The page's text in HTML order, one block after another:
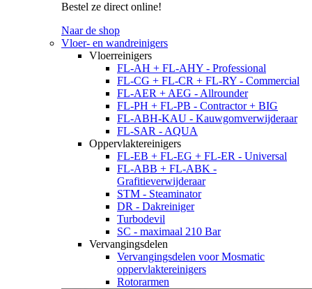
Bestel ze direct online!
Naar de shop
Vloer- en wandreinigers
Vloerreinigers
FL-AH + FL-AHY - Professional
FL-CG + FL-CR + FL-RY - Commercial
FL-AER + AEG - Allrounder
FL-PH + FL-PB - Contractor + BIG
FL-ABH-KAU - Kauwgomverwijderaar
FL-SAR - AQUA
Oppervlaktereinigers
FL-EB + FL-EG + FL-ER - Universal
FL-ABB + FL-ABK -
Grafitieverwijderaar
STM - Steaminator
DR - Dakreiniger
Turbodevil
SC - maximaal 210 Bar
Vervangingsdelen
Vervangingsdelen voor Mosmatic
oppervlaktereinigers
Rotorarmen